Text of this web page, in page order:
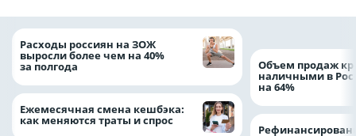
Расходы россиян на ЗОЖ
выросли более чем на 40%
за полгода
Ежемесячная смена кешбэка:
как меняются траты и спрос
Объем продаж
наличными в
на 64%